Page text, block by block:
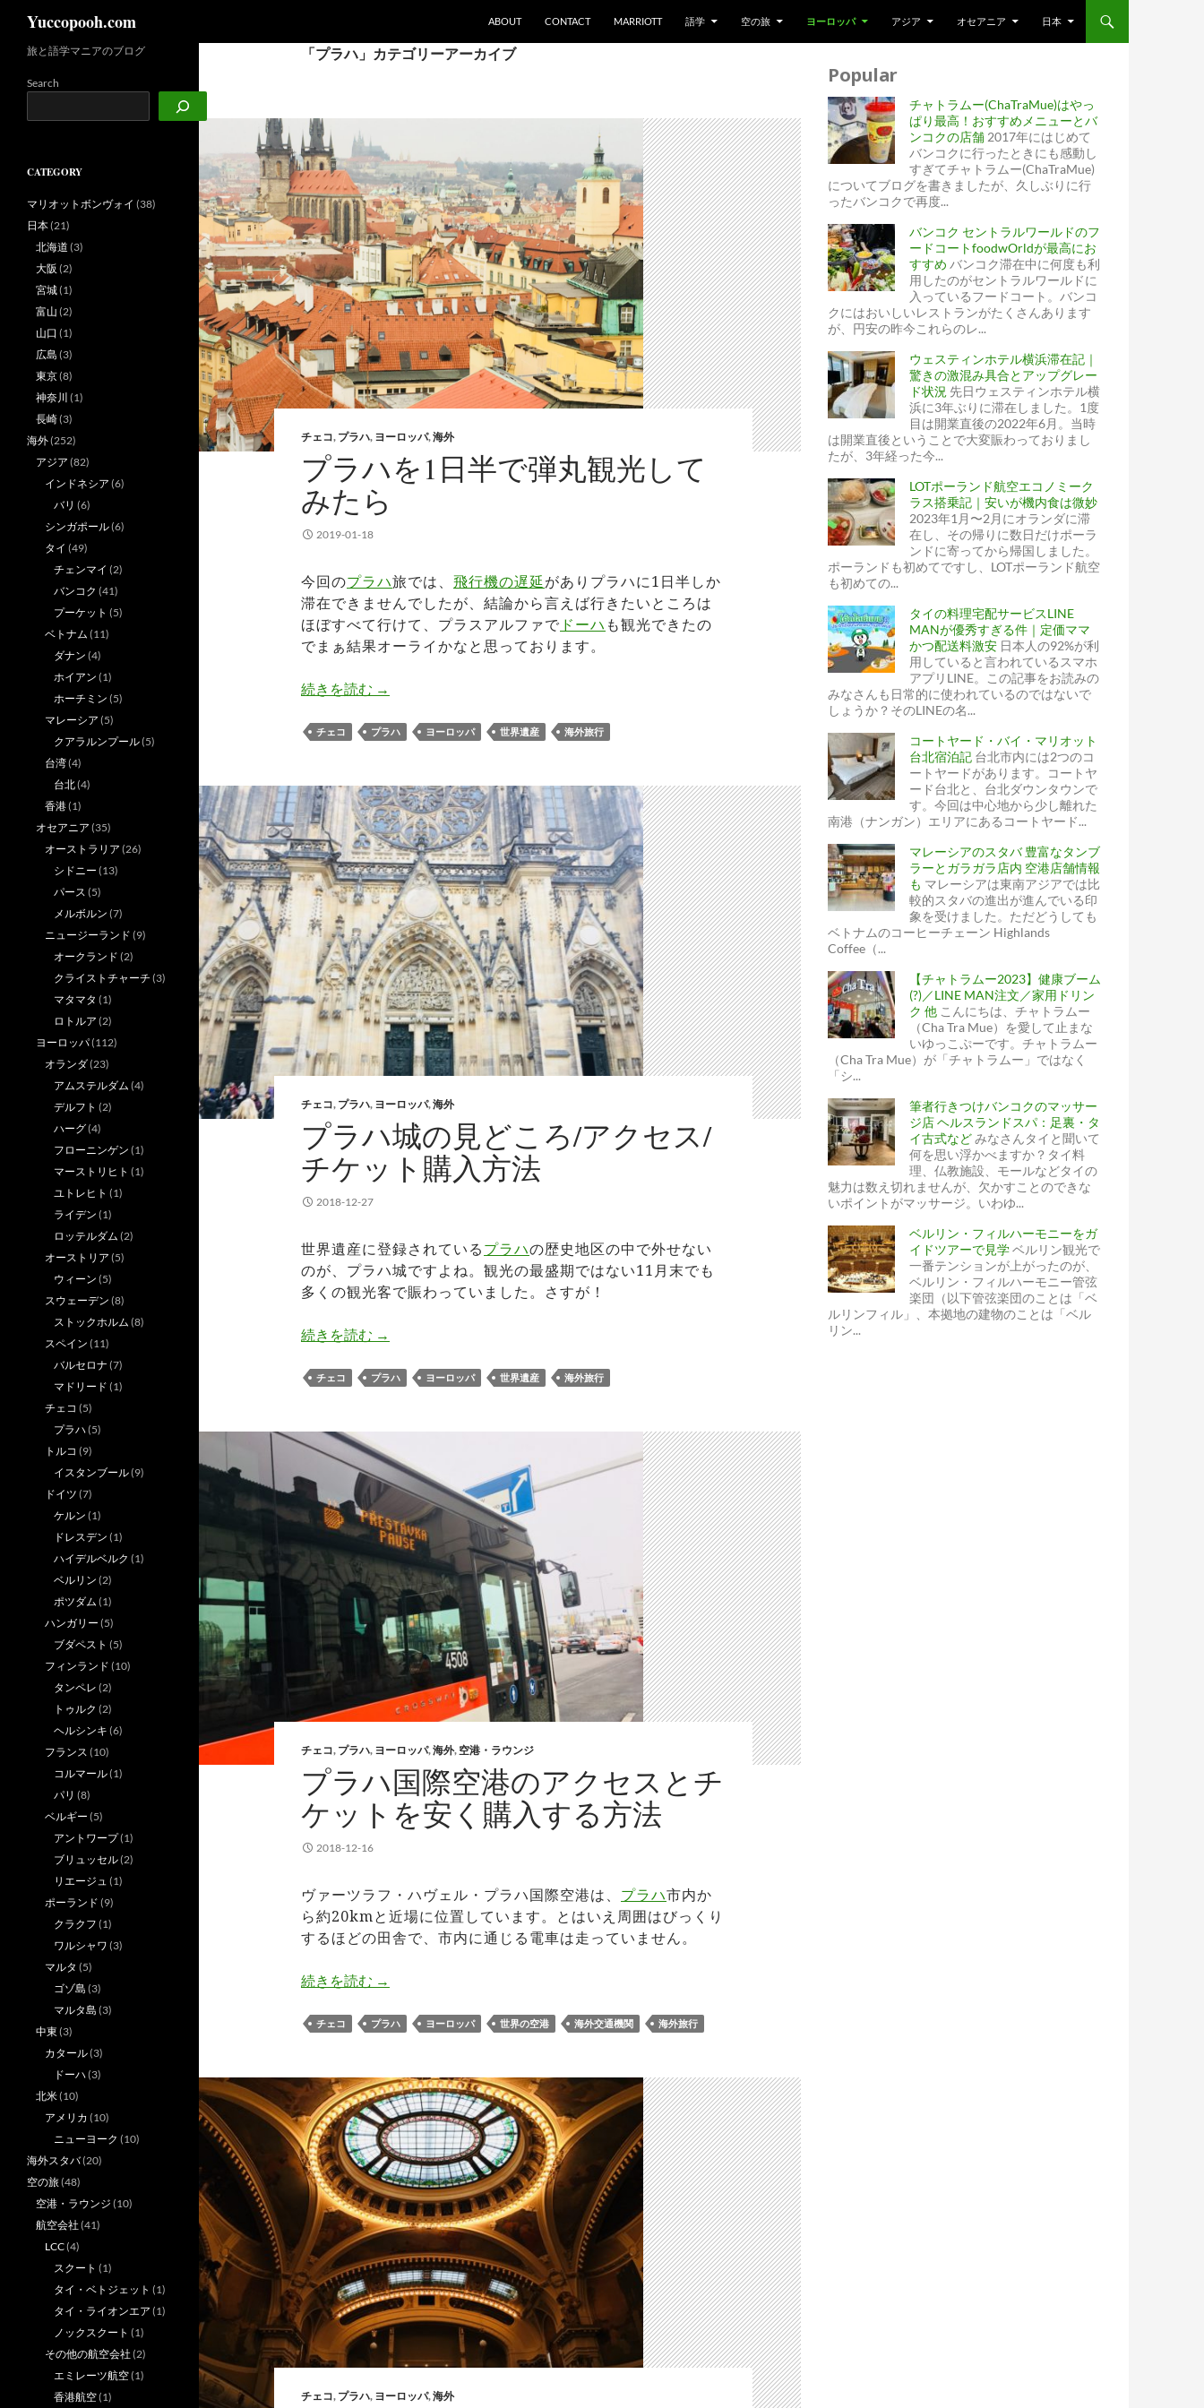
Yuccopooh.com ABOUT CONTACT MARRIOTT 語学 空の旅 ヨーロッパ アジア オセアニア 日本
「プラハ」カテゴリーアーカイブ
チェコ, プラハ, ヨーロッパ,海外
プラハを1日半で弾丸観光して
みたら
2019-01-18
今回のプラハ旅では、 飛行機の遅延がありプラハに1日半しか
滞在できませんでしたが、結論から言えば行きたいところは
ほぼすべて行けて、プラスアルファで ドーハ も観光できたの
でまぁ結果オーライかなと思っております。
続きを読む プラハを1日半で弾丸観光してみたら
→
チェコ プラハ ヨーロッパ 世界遺産 海外旅行
チェコ, プラハ, ヨーロッパ,海外
プラハ城の見どころ/アクセス/
チケット購入方法
2018-12-27
世界遺産に登録されているプラハの歴史地区の中で外せない
のが、プラハ城ですよね。観光の最盛期ではない11月末でも
多くの観光客で賑わっていました。さすが！
続きを読む プラハ城の見どころ/アクセス/チケット購入方法
→
チェコ プラハ ヨーロッパ 世界遺産 海外旅行
チェコ, プラハ, ヨーロッパ,海外, 空港・ラウンジ
プラハ国際空港のアクセスとチ
ケットを安く購入する方法
2018-12-16
ヴァーツラフ・ハヴェル・プラハ国際空港は、 プラハ市内か
ら約20kmと近場に位置しています。とはいえ周囲はびっくり
するほどの田舎で、市内に通じる電車は走っていません。
続きを読む プラハ国際空港のアクセスとチケットを安く購入する方法
→
チェコ プラハ ヨーロッパ 世界の空港 海外交通機関 海外旅行
チェコ, プラハ, ヨーロッパ,海外
Popular
チャトラムー(ChaTraMue)はやっ
ぱり最高！おすすめメニューとバ
ンコクの店舗 2017年にはじめて
バンコクに行ったときにも感動し
すぎてチャトラムー(ChaTraMue)
についてブログを書きましたが、久しぶりに行
ったバンコクで再度...
バンコク セントラルワールドのフ
ードコートfoodwOrldが最高にお
すすめ バンコク滞在中に何度も利
用したのがセントラルワールドに
入っているフードコート。バンコ
クにはおいしいレストランがたくさんあります
が、円安の昨今これらのレ...
ウェスティンホテル横浜滞在記｜
驚きの激混み具合とアップグレー
ド状況 先日ウェスティンホテル横
浜に3年ぶりに滞在しました。1度
目は開業直後の2022年6月。当時
は開業直後ということで大変賑わっておりまし
たが、3年経った今...
LOTポーランド航空エコノミーク
ラス搭乗記｜安いが機内食は微妙
2023年1月〜2月にオランダに滞
在し、その帰りに数日だけポーラ
ンドに寄ってから帰国しました。
ポーランドも初めてですし、LOTポーランド航空
も初めての...
タイの料理宅配サービスLINE
MANが優秀すぎる件｜定価ママ
かつ配送料激安 日本人の92%が利
用していると言われているスマホ
アプリLINE。この記事をお読みの
みなさんも日常的に使われているのではないで
しょうか？そのLINEの名...
コートヤード・バイ・マリオット
台北宿泊記 台北市内には2つのコ
ートヤードがあります。コートヤ
ード台北と、台北ダウンタウンで
す。今回は中心地から少し離れた
南港（ナンガン）エリアにあるコートヤード...
マレーシアのスタバ 豊富なタンブ
ラーとガラガラ店内 空港店舗情報
も マレーシアは東南アジアでは比
較的スタバの進出が進んでいる印
象を受けました。ただどうしても
ベトナムのコーヒーチェーン Highlands
Coffee（...
【チャトラムー2023】健康ブーム
(?)／LINE MAN注文／家用ドリン
ク 他 こんにちは、チャトラムー
（Cha Tra Mue）を愛して止まな
いゆっこぷーです。チャトラムー
（Cha Tra Mue）が「チャトラムー」ではなく
「シ...
筆者行きつけバンコクのマッサー
ジ店 ヘルスランドスパ：足裏・タ
イ古式などみなさんタイと聞いて
何を思い浮かべますか？タイ料
理、仏教施設、モールなどタイの
魅力は数え切れませんが、欠かすことのできな
いポイントがマッサージ。いわゆ...
ベルリン・フィルハーモニーをガ
イドツアーで見学ベルリン観光で
一番テンションが上がったのが、
ベルリン・フィルハーモニー管弦
楽団（以下管弦楽団のことは「ベ
ルリンフィル」、本拠地の建物のことは「ベル
リン...
旅と語学マニアのブログ
Search
CATEGORY
マリオットボンヴォイ (38)
日本(21)
北海道 (3)
大阪 (2)
宮城(1)
富山 (2)
山口 (1)
広島 (3)
東京(8)
神奈川 (1)
長崎(3)
海外(252)
アジア (82)
インドネシア (6)
バリ (6)
シンガポール(6)
タイ (49)
チェンマイ (2)
バンコク (41)
プーケット (5)
ベトナム (11)
ダナン (4)
ホイアン (1)
ホーチミン (5)
マレーシア (5)
クアラルンプール(5)
台湾(4)
台北(4)
香港(1)
オセアニア (35)
オーストラリア (26)
シドニー (13)
パース (5)
メルボルン (7)
ニュージーランド (9)
オークランド (2)
クライストチャーチ (3)
マタマタ (1)
ロトルア (2)
ヨーロッパ(112)
オランダ(23)
アムステルダム (4)
デルフト (2)
ハーグ(4)
フローニンゲン (1)
マーストリヒト (1)
ユトレヒト (1)
ライデン (1)
ロッテルダム (2)
オーストリア (5)
ウィーン (5)
スウェーデン (8)
ストックホルム (8)
スペイン (11)
バルセロナ (7)
マドリード (1)
チェコ (5)
プラハ(5)
トルコ (9)
イスタンブール(9)
ドイツ (7)
ケルン (1)
ドレスデン (1)
ハイデルベルク (1)
ベルリン (2)
ポツダム (1)
ハンガリー (5)
ブダペスト (5)
フィンランド (10)
タンペレ (2)
トゥルク (2)
ヘルシンキ (6)
フランス (10)
コルマール(1)
パリ (8)
ベルギー (5)
アントワープ(1)
ブリュッセル(2)
リエージュ (1)
ポーランド (9)
クラクフ (1)
ワルシャワ (3)
マルタ (5)
ゴゾ島 (3)
マルタ島 (3)
中東 (3)
カタール(3)
ドーハ(3)
北米(10)
アメリカ (10)
ニューヨーク (10)
海外スタバ(20)
空の旅(48)
空港・ラウンジ (10)
航空会社 (41)
LCC(4)
スクート (1)
タイ・ベトジェット (1)
タイ・ライオンエア (1)
ノックスクート (1)
その他の航空会社 (2)
エミレーツ航空(1)
香港航空(1)